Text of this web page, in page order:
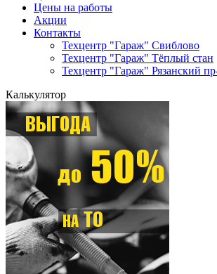
Цены на работы
Акции
Контакты
Техцентр "Гараж" Свиблово
Техцентр "Гараж" Тёплый стан
Техцентр "Гараж" Рязанский
Калькулятор